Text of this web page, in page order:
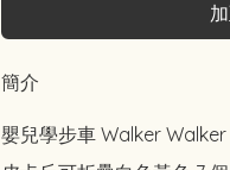
簡介
嬰兒學步車 Walker